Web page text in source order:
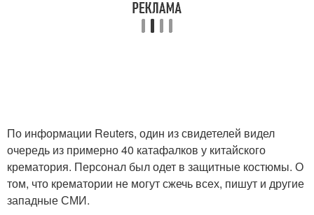
По информации Reuters, один из свидетелей видел
очередь из примерно 40 катафалков у китайского
крематория. Персонал был одет в защитные костюмы. О
том, что крематории не могут сжечь всех, пишут и другие
западные СМИ.